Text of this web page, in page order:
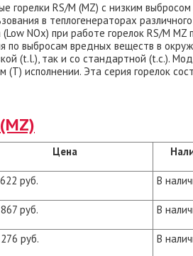
горелки RS/M (MZ) с низким
в теплогенераторах
NOx) при работе горелок RS/M MZ
по выбросам вредных веществ в
(t.l.), так и со стандартной (t.с.).
исполнении. Эта серия горелок
Цена
руб. В
руб. В
руб. В